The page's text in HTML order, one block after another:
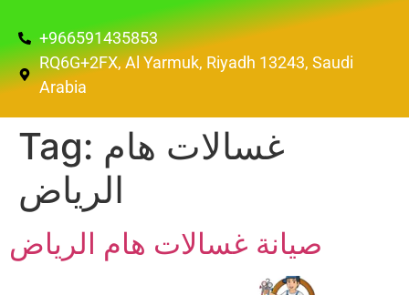
+966591435853
RQ6G+2FX, Al Yarmuk, Riyadh 13243, Saudi
Arabia
Tag: غسالات هام
الرياض
صيانة غسالات هام الرياض